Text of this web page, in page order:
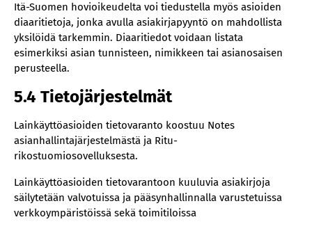
Itä-Suomen hovioikeudelta voi tiedustella myös asioiden
diaaritietoja, jonka avulla asiakirjapyyntö on mahdollista
yksilöidä tarkemmin. Diaaritiedot voidaan listata
esimerkiksi asian tunnisteen, nimikkeen tai asianosaisen
perusteella.
5.4 Tietojärjestelmät
Lainkäyttöasioiden tietovaranto koostuu Notes
asianhallintajärjestelmästä ja Ritu-
rikostuomiosovelluksesta.
Lainkäyttöasioiden tietovarantoon kuuluvia asiakirjoja
säilytetään valvotuissa ja pääsynhallinnalla varustetuissa
verkkoympäristöissä sekä toimitiloissa